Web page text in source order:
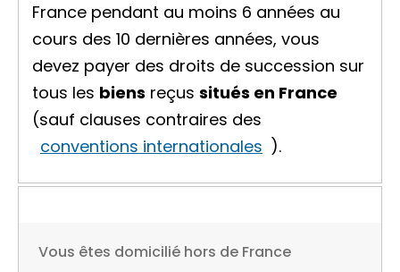
France pendant au moins 6 années au
cours des 10 dernières années, vous
devez payer des droits de succession sur
tous les biens reçus situés en France
(sauf clauses contraires des
conventions internationales ).
Vous êtes domicilié hors de France